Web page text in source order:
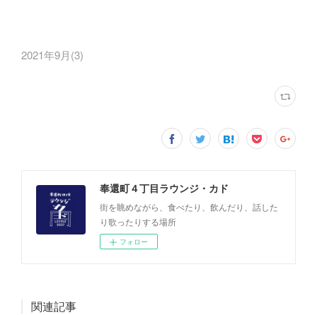
2021年9月(3)
奉還町４丁目ラウンジ・カド
街を眺めながら、食べたり、飲んだり、話した
り歌ったりする場所
フォロー
関連記事